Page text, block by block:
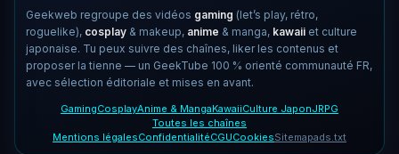
Geekweb regroupe des vidéos gaming (let’s play, rétro,
roguelike), cosplay & makeup, anime & manga, kawaii et culture
japonaise. Tu peux suivre des chaînes, liker les contenus et
proposer la tienne — un GeekTube 100 % orienté communauté FR,
avec sélection éditoriale et mises en avant.
GamingCosplayAnime & MangaKawaiiCulture JaponJRPG
Toutes les chaînes
Mentions légalesConfidentialitéCGUCookiesSitemapads.txt